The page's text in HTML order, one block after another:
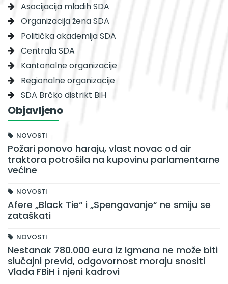
Asocijacija mladih SDA
Organizacija žena SDA
Politička akademija SDA
Centrala SDA
Kantonalne organizacije
Regionalne organizacije
SDA Brčko distrikt BiH
Objavljeno
NOVOSTI
Požari ponovo haraju, vlast novac od air
traktora potrošila na kupovinu parlamentarne
većine
NOVOSTI
Afere „Black Tie“ i „Spengavanje“ ne smiju se
zataškati
NOVOSTI
Nestanak 780.000 eura iz Igmana ne može biti
slučajni previd, odgovornost moraju snositi
Vlada FBiH i njeni kadrovi